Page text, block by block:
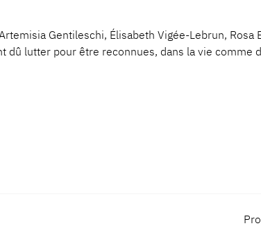
Gentileschi, Élisabeth Vigée-Lebrun, Rosa
dû lutter pour être reconnues, dans la vie comme